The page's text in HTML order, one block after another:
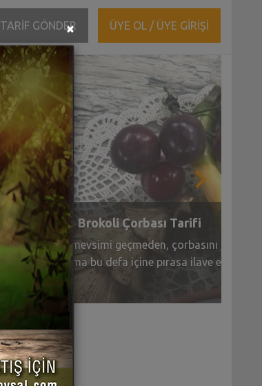
TARİF GÖNDER ÜYE OL / ÜYE GİRİŞİ
Muzlu Tahinli Pekmezli Kurabiye Tarifi
Şekersiz, yağsız, tam da çayın yanına eşlikçi
bir tarifim var. Valla ben yemelere doyamadım.
Bakalım siz beğenecek misiniz?
×Close